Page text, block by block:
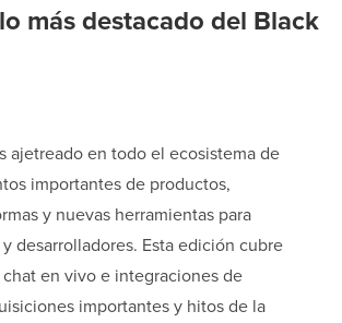
más destacado del Black
ajetreado en todo el ecosistema de
importantes de productos,
y nuevas herramientas para
desarrolladores. Esta edición cubre
en vivo e integraciones de
importantes y hitos de la